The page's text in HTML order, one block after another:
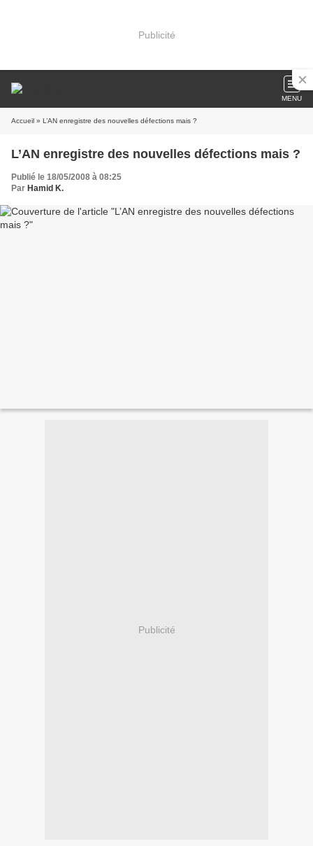
Publicité
MENU
Accueil » L’AN enregistre des nouvelles défections mais ?
L’AN enregistre des nouvelles défections mais ?
Publié le 18/05/2008 à 08:25
Par Hamid K.
Publicité